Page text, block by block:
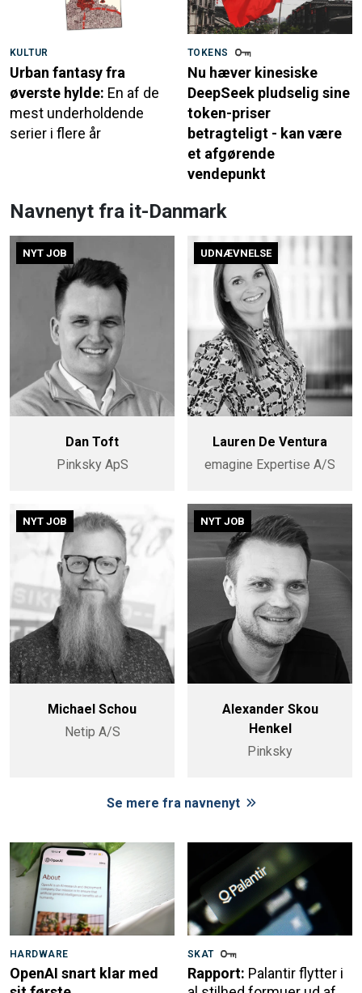
KULTUR
Urban fantasy fra
øverste hylde: En af de
mest underholdende
serier i flere år
TOKENS
Nu hæver kinesiske
DeepSeek pludselig sine
token-priser
betragteligt - kan være
et afgørende
vendepunkt
Navnenyt fra it-Danmark
NYT JOB
Dan Toft
Pinksky ApS
UDNÆVNELSE
Lauren De Ventura
emagine Expertise A/S
NYT JOB
Michael Schou
Netip A/S
NYT JOB
Alexander Skou
Henkel
Pinksky
Se mere fra navnenyt
HARDWARE
OpenAI snart klar med
SKAT
Rapport: Palantir flytter i